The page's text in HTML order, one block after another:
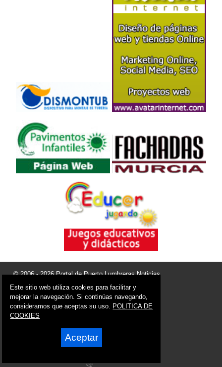
© 2006 - 2026 Portal de Puerto Lumbreras Noticias
Síguenos en:
Este sitio web utiliza cookies para facilitar y
mejorar la navegación. Si continúas navegando,
consideramos que aceptas su uso. POLITICA DE
COOKIES
Aceptar